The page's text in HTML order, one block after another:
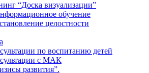
“Доска визуализации”
обучение
целостности
по воспитанию детей
с МАК
развития”.